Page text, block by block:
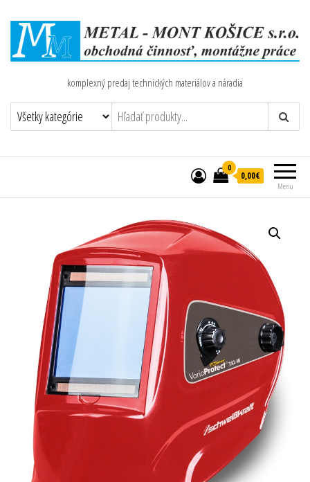
komplexný predaj technických materiálov a náradia
Menu
0
0,00€